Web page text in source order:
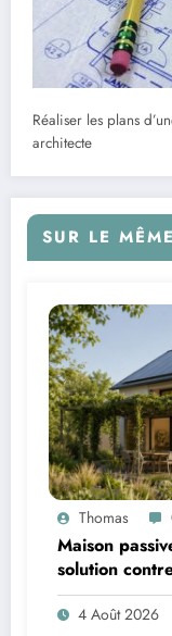
Réaliser les plans
architecte
SUR LE
Thomas
Maison
solution
4 Août 2026